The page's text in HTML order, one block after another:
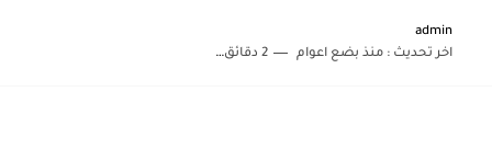
admin
اخر تحديث :منذ بضع اعوام 2 دقائق للقراءة